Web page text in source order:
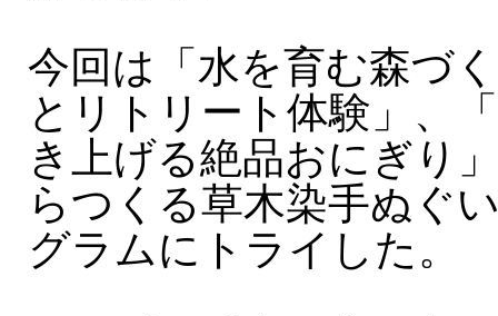
今回は「水を育む森づ
とリトリート体験」、
き上げる絶品おにぎり
らつくる草木染手ぬぐ
グラムにトライした。